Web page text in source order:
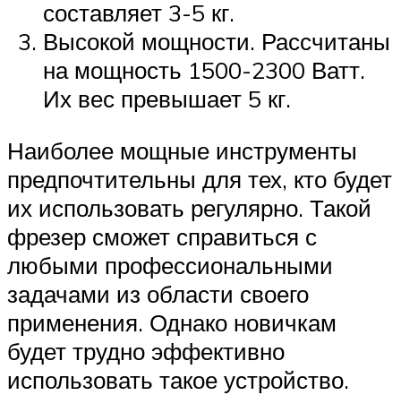
составляет 3-5 кг.
Высокой мощности. Рассчитаны
на мощность 1500-2300 Ватт.
Их вес превышает 5 кг.
Наиболее мощные инструменты
предпочтительны для тех, кто будет
их использовать регулярно. Такой
фрезер сможет справиться с
любыми профессиональными
задачами из области своего
применения. Однако новичкам
будет трудно эффективно
использовать такое устройство.